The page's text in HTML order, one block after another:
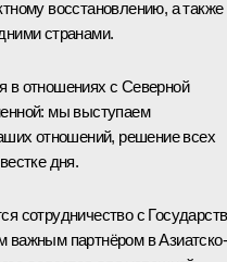
восстановлению, а также
странами.
в отношениях с Северной
мы выступаем
отношений, решение всех
дня.
сотрудничество с
партнёром в Азиатско-